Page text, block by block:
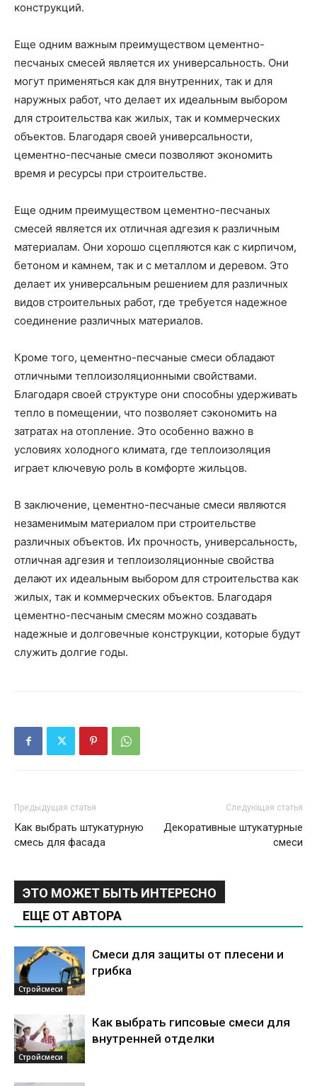
конструкций.
Еще одним важным преимуществом цементно-
песчаных смесей является их универсальность. Они
могут применяться как для внутренних, так и для
наружных работ, что делает их идеальным выбором
для строительства как жилых, так и коммерческих
объектов. Благодаря своей универсальности,
цементно-песчаные смеси позволяют экономить
время и ресурсы при строительстве.
Еще одним преимуществом цементно-песчаных
смесей является их отличная адгезия к различным
материалам. Они хорошо сцепляются как с кирпичом,
бетоном и камнем, так и с металлом и деревом. Это
делает их универсальным решением для различных
видов строительных работ, где требуется надежное
соединение различных материалов.
Кроме того, цементно-песчаные смеси обладают
отличными теплоизоляционными свойствами.
Благодаря своей структуре они способны удерживать
тепло в помещении, что позволяет сэкономить на
затратах на отопление. Это особенно важно в
условиях холодного климата, где теплоизоляция
играет ключевую роль в комфорте жильцов.
В заключение, цементно-песчаные смеси являются
незаменимым материалом при строительстве
различных объектов. Их прочность, универсальность,
отличная адгезия и теплоизоляционные свойства
делают их идеальным выбором для строительства как
жилых, так и коммерческих объектов. Благодаря
цементно-песчаным смесям можно создавать
надежные и долговечные конструкции, которые будут
служить долгие годы.
Предыдущая статья
Как выбрать штукатурную
смесь для фасада
Следующая статья
Декоративные штукатурные
смеси
ЭТО МОЖЕТ БЫТЬ ИНТЕРЕСНО
ЕЩЕ ОТ АВТОРА
Стройсмеси
Смеси для защиты от плесени и
грибка
Стройсмеси
Как выбрать гипсовые смеси для
внутренней отделки